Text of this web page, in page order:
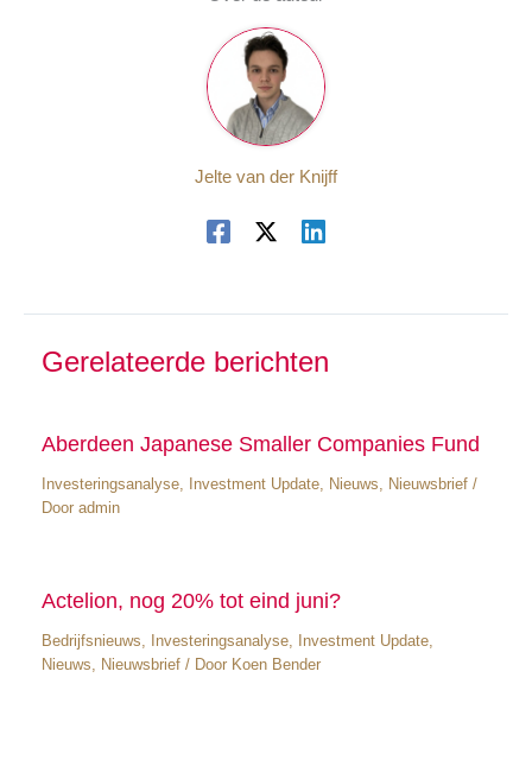
Jelte van der Knijff
Gerelateerde berichten
Aberdeen Japanese Smaller Companies Fund
Investeringsanalyse, Investment Update, Nieuws, Nieuwsbrief/
Door admin
Actelion, nog 20% tot eind juni?
Bedrijfsnieuws, Investeringsanalyse, Investment Update,
Nieuws, Nieuwsbrief/ Door Koen Bender